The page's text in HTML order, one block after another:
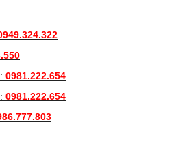
0981.222.654
0981.222.654